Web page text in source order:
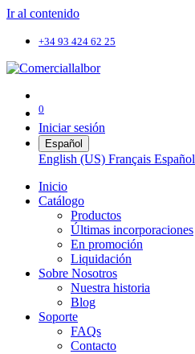
Ir al contenido
+34 93 424 62 25
0
Iniciar sesión
Español
English (US) Français Español
Inicio
Catálogo
Productos
Últimas incorporaciones
En promoción
Liquidación
Sobre Nosotros
Nuestra historia
Blog
Soporte
FAQs
Contacto